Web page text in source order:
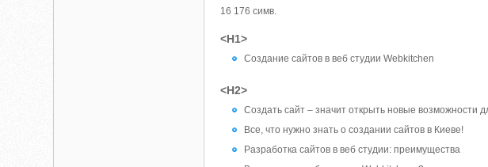
16 176 симв.
<H1>
Cоздание сайтов в веб­ студии Webkitchen
<H2>
Создать сайт – значит открыть новые возможности
Все, что нужно знать о создании сайтов в Киеве!
Разработка сайтов в веб студии: преимущества